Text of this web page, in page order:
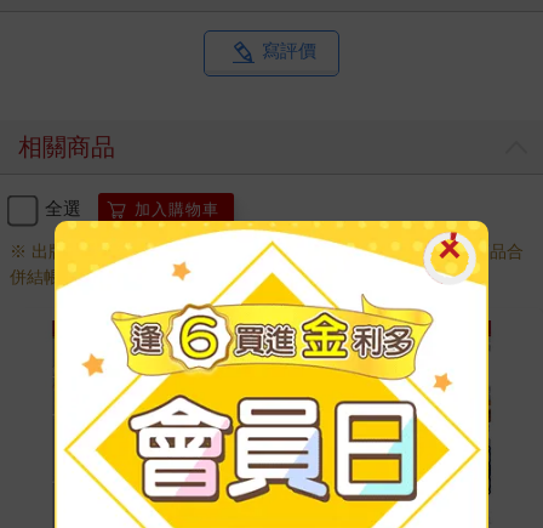
寫評價
相關商品
全選 加入購物車
※ 出版日十年以上商品需另下訂，調貨時間較長，無法與一般商品合
併結帳，敬請見諒。